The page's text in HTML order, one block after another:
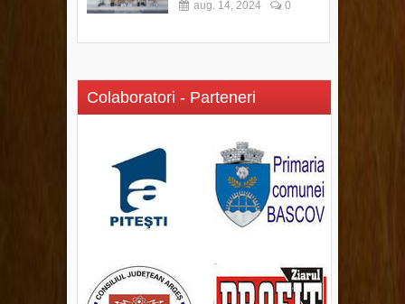
aug. 14, 2024 0
Colaboratori - Parteneri